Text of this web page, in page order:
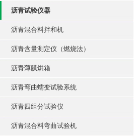
沥青试验仪器
沥青混合料拌和机
沥青含量测定仪（燃烧法）
沥青薄膜烘箱
沥青弯曲蠕变试验系统
沥青四组分试验仪
沥青混合料弯曲试验机